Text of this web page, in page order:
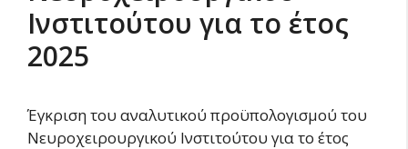
Ινστιτούτου για το έτος
2025
Έγκριση του αναλυτικού προϋπολογισμού του
Νευροχειρουργικού Ινστιτούτου για το έτος